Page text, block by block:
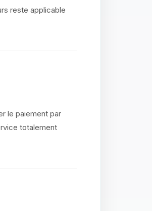
reste applicable
le paiement par
totalement